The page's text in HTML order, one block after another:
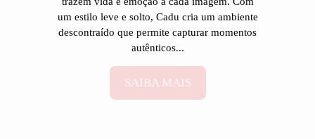
um estilo leve e solto, Cadu cria um ambiente
descontraído que permite capturar momentos
autênticos...
SAIBA MAIS